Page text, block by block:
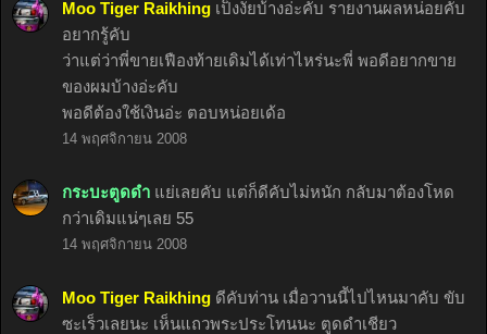
Moo Tiger Raikhing เป็งงัยบ้างอ่ะคับ รายงานผลหน่อยคับ
อยากรู้คับ
ว่าแต่ว่าพี่ขายเฟืองท้ายเดิมได้เท่าไหร่นะพี่ พอดีอยากขาย
ของผมบ้างอ่ะคับ
พอดีต้องใช้เงินอ่ะ ตอบหน่อยเด้อ
14 พฤศจิกายน 2008
กระบะตูดดำ แย่เลยคับ แต่ก็ดีคับไม่หนัก กลับมาต้องโหด
กว่าเดิมแน่ๆเลย 55
14 พฤศจิกายน 2008
Moo Tiger Raikhing ดีคับท่าน เมื่อวานนี้ไปไหนมาคับ ขับ
ซะเร็วเลยนะ เห็นแถวพระประโทนนะ ตูดดำเชียว